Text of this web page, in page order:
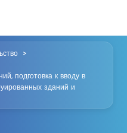
>
подготовка к вводу в
зданий и